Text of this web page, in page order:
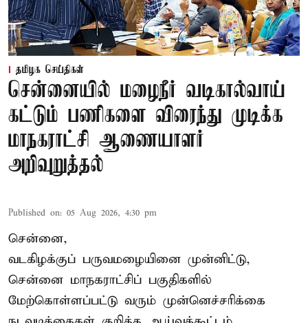
தமிழக செய்திகள்
சென்னையில் மழைநீர் வடிகால்வாய்
கட்டும் பணிகளை விரைந்து முடிக்க
மாநகராட்சி ஆணையாளர்
அறிவுறுத்தல்
Published on: 05 Aug 2026, 4:30 pm
சென்னை,
வடகிழக்குப் பருவமழையினை முன்னிட்டு,
சென்னை மாநகராட்சிப் பகுதிகளில்
மேற்கொள்ளப்பட்டு வரும் முன்னெச்சரிக்கை